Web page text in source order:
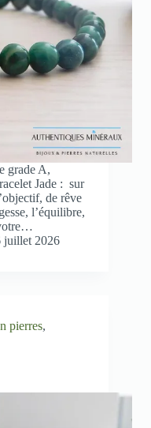
grade A,
Jade : sur
de rêve
l’équilibre,
juillet 2026
pierres,